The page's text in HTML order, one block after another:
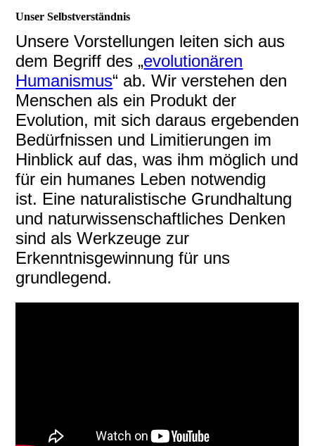
Unser Selbstverständnis
Unsere Vorstellungen leiten sich aus
dem Begriff des „evolutionären
Humanismus“ ab. Wir verstehen den
Menschen als ein Produkt der
Evolution, mit sich daraus ergebenden
Bedürfnissen und Limitierungen im
Hinblick auf das, was ihm möglich und
für ein humanes Leben notwendig
ist. Eine naturalistische Grundhaltung
und naturwissenschaftliches Denken
sind als Werkzeuge zur
Erkenntnisgewinnung für uns
grundlegend.